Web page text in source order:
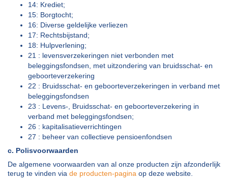
14: Krediet;
15: Borgtocht;
16: Diverse geldelijke verliezen
17: Rechtsbijstand;
18: Hulpverlening;
21 : levensverzekeringen niet verbonden met
beleggingsfondsen, met uitzondering van bruidsschat- en
geboorteverzekering
22 : Bruidsschat- en geboorteverzekeringen in verband met
beleggingsfondsen
23 : Levens-, Bruidsschat- en geboorteverzekering in
verband met beleggingsfondsen;
26 : kapitalisatieverrichtingen
27 : beheer van collectieve pensioenfondsen
c. Polisvoorwaarden
De algemene voorwaarden van al onze producten zijn afzonderlijk
terug te vinden via de producten-pagina op deze website.